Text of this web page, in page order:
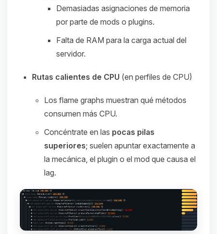
Demasiadas asignaciones de memoria
por parte de mods o plugins.
Falta de RAM para la carga actual del
servidor.
Rutas calientes de CPU (en perfiles de CPU)
Los flame graphs muestran qué métodos
consumen más CPU.
Concéntrate en las pocas pilas
superiores; suelen apuntar exactamente a
la mecánica, el plugin o el mod que causa el
lag.